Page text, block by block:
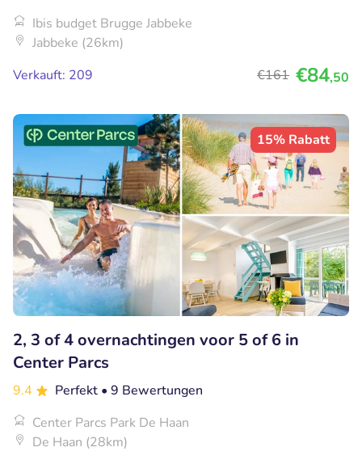
Ibis budget Brugge Jabbeke
Jabbeke (26km)
Verkauft: 209
€161 €84,50
15% Rabatt
2, 3 of 4 overnachtingen voor 5 of 6 in
Center Parcs
9.4 Perfekt • 9 Bewertungen
Center Parcs Park De Haan
De Haan (28km)